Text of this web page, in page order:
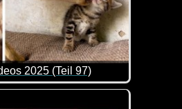
2025 (Teil 97)
von lustigen